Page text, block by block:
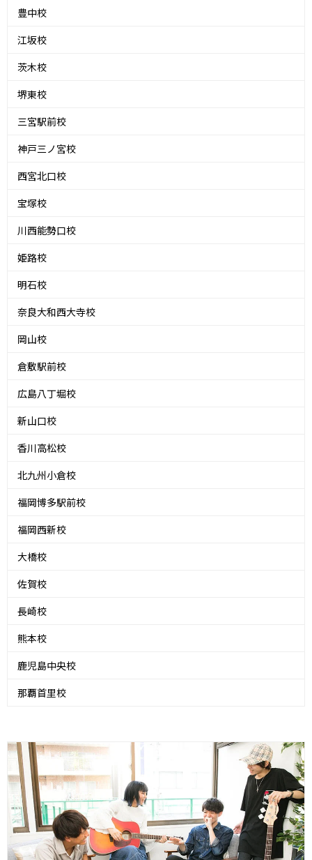
豊中校
江坂校
茨木校
堺東校
三宮駅前校
神戸三ノ宮校
西宮北口校
宝塚校
川西能勢口校
姫路校
明石校
奈良大和西大寺校
岡山校
倉敷駅前校
広島八丁堀校
新山口校
香川高松校
北九州小倉校
福岡博多駅前校
福岡西新校
大橋校
佐賀校
長崎校
熊本校
鹿児島中央校
那覇首里校